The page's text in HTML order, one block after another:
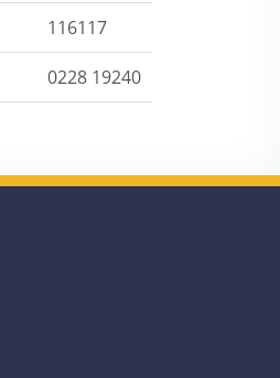
116117
0228 19240